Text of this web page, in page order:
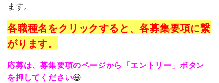
ます。
各職種名をクリックすると、各募集要項に繋
がります。
応募は、募集要項のページから「エントリー」ボタン
を押してください😃